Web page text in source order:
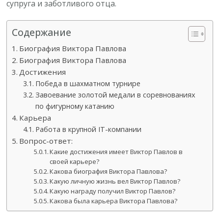
супруга и заботливого отца.
Содержание
Биография Виктора Павлова
Биография Виктора Павлова
Достижения
Победа в шахматном турнире
Завоевание золотой медали в соревнованиях
по фигурному катанию
Карьера
Работа в крупной IT-компании
Вопрос-ответ:
Какие достижения имеет Виктор Павлов в
своей карьере?
Какова биография Виктора Павлова?
Какую личную жизнь вел Виктор Павлов?
Какую награду получил Виктор Павлов?
Какова была карьера Виктора Павлова?